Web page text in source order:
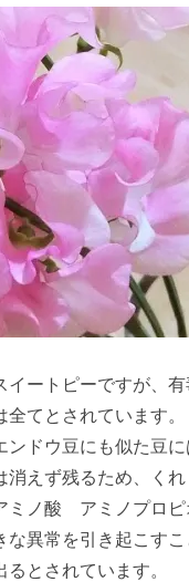
イートピーですが、
てとされています。
ドウ豆にも似た豆
えず残るため、くれ
ミノ酸 アミノプロピ
な異常を引き起こす
とされています。